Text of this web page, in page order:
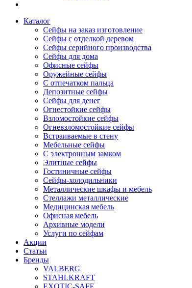
Каталог
Сейфы на заказ изготовление
Сейфы с отделкой деревом
Сейфы серийного производства
Сейфы для дома
Офисные сейфы
Оружейные сейфы
С отпечатком пальца
Депозитные сейфы
Сейфы для денег
Огнестойкие сейфы
Взломостойкие сейфы
Огневзломостойкие сейфы
Встраиваемые в стену
Мебельные сейфы
С электронным замком
Элитные сейфы
Гостиничные сейфы
Сейфы-холодильники
Металлические шкафы и мебель
Стеллажи металлические
Медицинская мебель
Офисная мебель
Архивные модели
Услуги по сейфам
Акции
Статьи
Бренды
VALBERG
STAHLKRAFT
EXOTIC-SAFE